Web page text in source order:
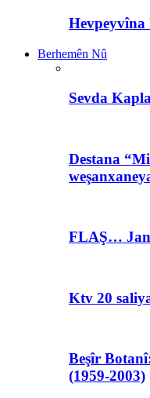
Berhemên Nû
Sevda
Destana
FLAŞ… Jan
Ktv 20
Beşîr
(1959-2003)